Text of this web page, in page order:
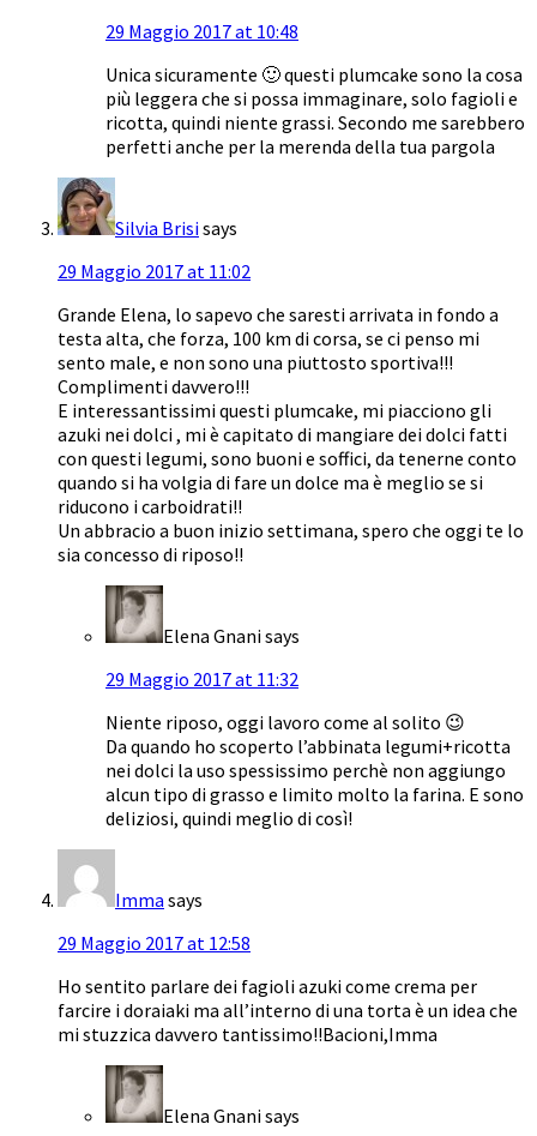
29 Maggio 2017 at 10:48
Unica sicuramente 🙂 questi plumcake sono la cosa
più leggera che si possa immaginare, solo fagioli e
ricotta, quindi niente grassi. Secondo me sarebbero
perfetti anche per la merenda della tua pargola
Silvia Brisisays
29 Maggio 2017 at 11:02
Grande Elena, lo sapevo che saresti arrivata in fondo a
testa alta, che forza, 100 km di corsa, se ci penso mi
sento male, e non sono una piuttosto sportiva!!!
Complimenti davvero!!!
E interessantissimi questi plumcake, mi piacciono gli
azuki nei dolci , mi è capitato di mangiare dei dolci fatti
con questi legumi, sono buoni e soffici, da tenerne conto
quando si ha volgia di fare un dolce ma è meglio se si
riducono i carboidrati!!
Un abbracio a buon inizio settimana, spero che oggi te lo
sia concesso di riposo!!
Elena Gnanisays
29 Maggio 2017 at 11:32
Niente riposo, oggi lavoro come al solito 😉
Da quando ho scoperto l’abbinata legumi+ricotta
nei dolci la uso spessissimo perchè non aggiungo
alcun tipo di grasso e limito molto la farina. E sono
deliziosi, quindi meglio di così!
Imma says
29 Maggio 2017 at 12:58
Ho sentito parlare dei fagioli azuki come crema per
farcire i doraiaki ma all’interno di una torta è un idea che
mi stuzzica davvero tantissimo!!Bacioni,Imma
Elena Gnanisays